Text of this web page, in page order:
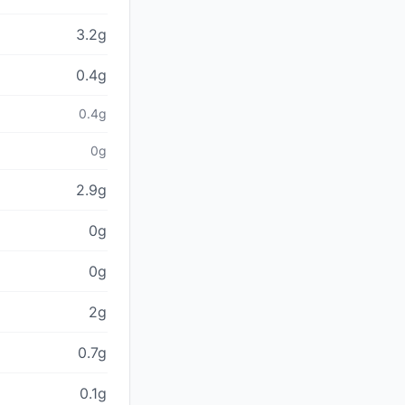
3.2g
0.4g
0.4g
0g
2.9g
0g
0g
2g
0.7g
0.1g